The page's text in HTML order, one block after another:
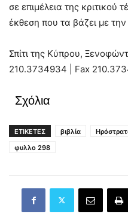
σε επιμέλεια της
έκθεση που τα βάζει με
Σπίτι της Κύπρου,
210.3734934 | Fax
Σχόλια
ΕΤΙΚΕΤΕΣ βιβλία
φυλλο 298